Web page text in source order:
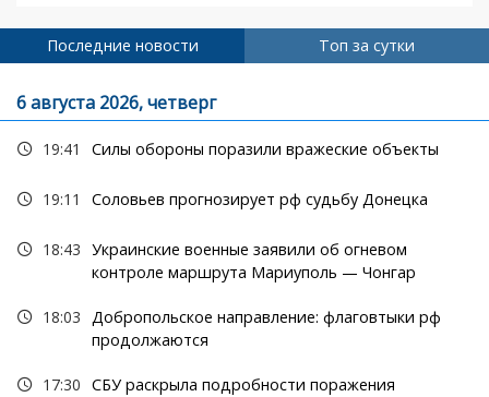
Последние новости Топ за сутки
6 августа 2026, четверг
19:41 Силы обороны поразили вражеские объекты
19:11 Соловьев прогнозирует рф судьбу Донецка
18:43 Украинские военные заявили об огневом
контроле маршрута Мариуполь — Чонгар
18:03 Добропольское направление: флаговтыки рф
продолжаются
17:30 СБУ раскрыла подробности поражения